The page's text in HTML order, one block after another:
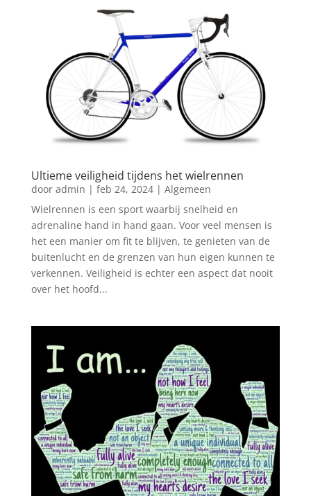
Ultieme veiligheid tijdens het wielrennen
door admin | feb 24, 2024| Algemeen
Wielrennen is een sport waarbij snelheid en
adrenaline hand in hand gaan. Voor veel mensen is
het een manier om fit te blijven, te genieten van de
buitenlucht en de grenzen van hun eigen kunnen te
verkennen. Veiligheid is echter een aspect dat nooit
over het hoofd...